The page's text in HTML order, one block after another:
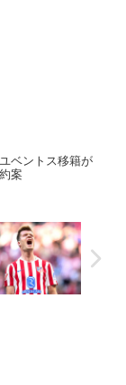
ベントス移籍が
案